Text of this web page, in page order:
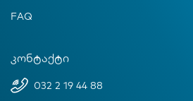
FAQ
კონტაქტი
032 2 19 44 88